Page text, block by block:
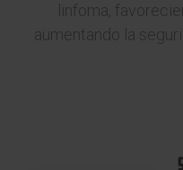
linfoma,
aumentando la